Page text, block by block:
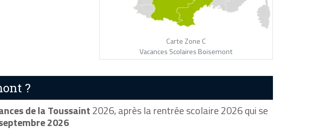
Carte Zone C
Vacances Scolaires Boisemont
?
de la Toussaint2026, après la rentrée scolaire 2026 qui se
2026